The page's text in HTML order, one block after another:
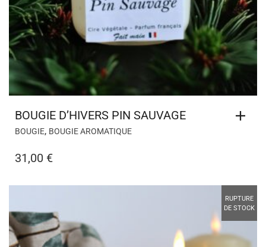
BOUGIE D’HIVERS PIN SAUVAGE
BOUGIE, BOUGIE AROMATIQUE
31,00 €
RUPTURE
DE STOCK